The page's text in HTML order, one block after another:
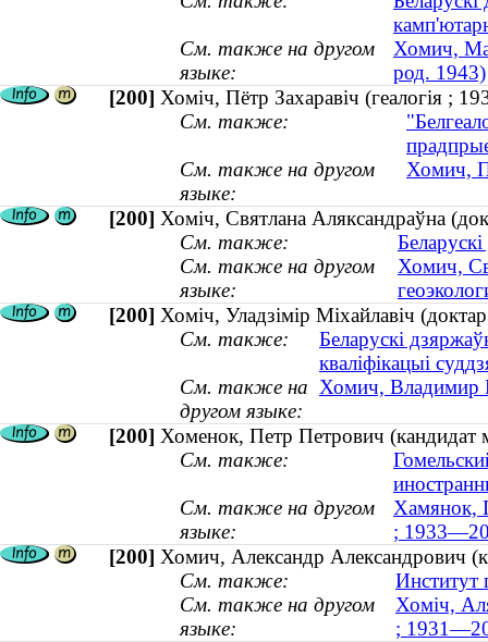
См. также на другом
языке:
Хомич,
род. 1943)
[200] Хоміч, Пётр Захаравіч (геалогія ;
См. также:
См. также на другом
языке:
Хомич,
[200] Хоміч, Святлана Аляксандраўна
См. также:
См. также на другом
языке:
Хомич,
[200] Хоміч, Уладзімір Міхайлавіч
См. также:
Беларускі
кваліфікацыі
См. также на
другом языке:
Хомич, Владимир
[200] Хоменок, Петр Петрович (кандидат
См. также:
См. также на другом
языке:
Хамянок,
;
[200] Хомич, Александр Александрович
См. также:
Институт
См. также на другом
языке:
Хоміч,
;